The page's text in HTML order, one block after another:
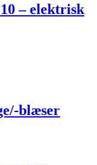
– elektrisk
blæser